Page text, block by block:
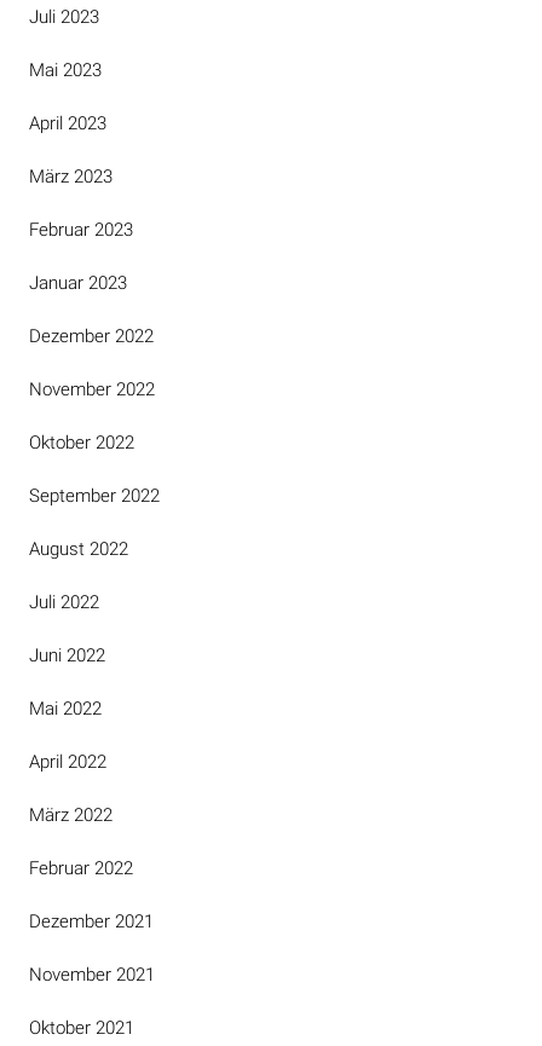
Juli 2023
Mai 2023
April 2023
März 2023
Februar 2023
Januar 2023
Dezember 2022
November 2022
Oktober 2022
September 2022
August 2022
Juli 2022
Juni 2022
Mai 2022
April 2022
März 2022
Februar 2022
Dezember 2021
November 2021
Oktober 2021